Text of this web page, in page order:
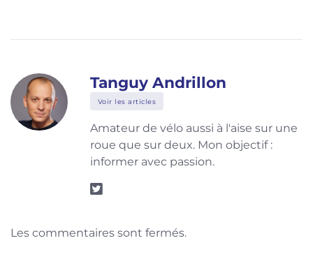
Tanguy Andrillon
Voir les articles
Amateur de vélo aussi à l'aise sur une
roue que sur deux. Mon objectif :
informer avec passion.
Les commentaires sont fermés.